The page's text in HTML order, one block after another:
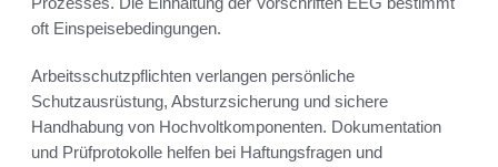
oft Einspeisebedingungen.
Arbeitsschutzpflichten verlangen persönliche
Schutzausrüstung, Absturzsicherung und sichere
Handhabung von Hochvoltkomponenten. Dokumentation
und Prüfprotokolle helfen bei Haftungsfragen und